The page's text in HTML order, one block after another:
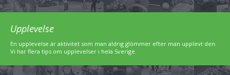
Upplevelse
En upplevelse är aktivitet som man aldrig glömmer efter man upplevt den.
Vi har flera tips om upplevelser i hela Sverige.